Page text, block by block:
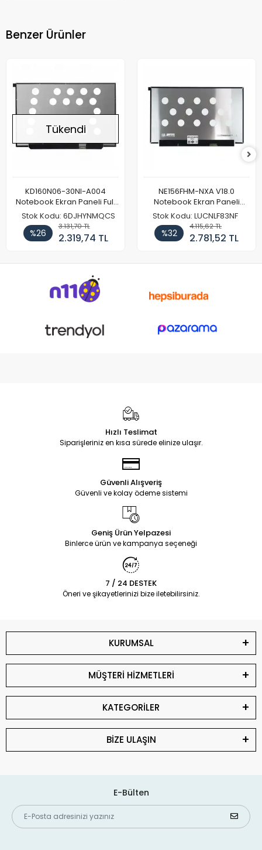
Benzer Ürünler
Tükendi
KD160N06-30NI-A004
Notebook Ekran Paneli Full
HD
Stok Kodu: 6DJHYNMQCS
%26
3.131,70 TL
2.319,74 TL
NE156FHM-NXA V18.0
Notebook Ekran Paneli
144Hz
Stok Kodu: LUCNLF83NF
%32
4.115,62 TL
2.781,52 TL
Hızlı Teslimat
Siparişleriniz en kısa sürede elinize ulaşır.
Güvenli Alışveriş
Güvenli ve kolay ödeme sistemi
Geniş Ürün Yelpazesi
Binlerce ürün ve kampanya seçeneği
7 / 24 DESTEK
Öneri ve şikayetlerinizi bize iletebilirsiniz.
KURUMSAL
MÜŞTERİ HİZMETLERİ
KATEGORİLER
BİZE ULAŞIN
E-Bülten